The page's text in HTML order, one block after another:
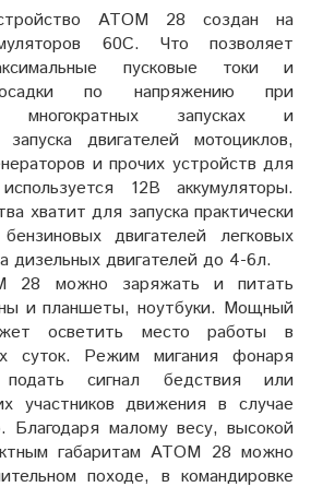
ATOM 28 создан на
60С. Что позволяет
пусковые токи и
по напряжению при
многократных запусках и
двигателей мотоциклов,
и прочих устройств для
12В аккумуляторы.
хватит для запуска практически
двигателей легковых
дизельных двигателей до 4-6л.
можно заряжать и питать
и планшеты, ноутбуки. Мощный
осветить место работы в
суток. Режим мигания фонаря
сигнал бедствия или
участников движения в случае
Благодаря малому весу, высокой
габаритам ATOM 28 можно
походе, в командировке